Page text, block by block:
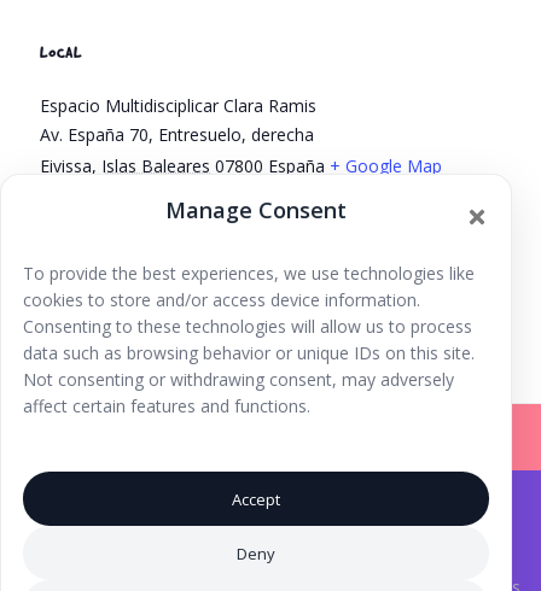
Manage Consent
To provide the best experiences, we use technologies like
cookies to store and/or access device information.
Consenting to these technologies will allow us to process
data such as browsing behavior or unique IDs on this site.
Not consenting or withdrawing consent, may adversely
affect certain features and functions.
Accept
Deny
LOCAL
Espacio Multidisciplicar Clara Ramis
Av. España 70, Entresuelo, derecha
Eivissa, Islas Baleares 07800 España + Google Map
Espectáculo de magia con Shado
Cleptómago
Taller de acuarela
Iniciar Sesión | Registrarse |
Copyright © 2026Ibiza Fun Family. Todos los derechos
reservados.Aviso Legal
y Laura Torres.